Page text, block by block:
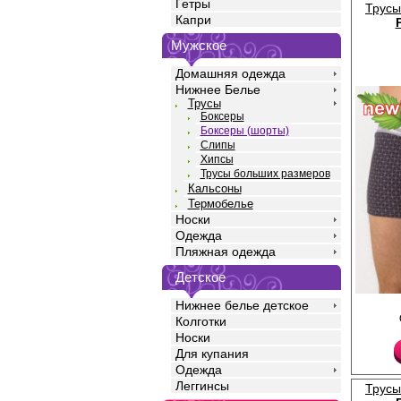
Гетры
Капри
Мужское
Домашняя одежда
Нижнее Белье
Трусы
Боксеры
Боксеры (шорты)
Слипы
Хипсы
Трусы больших размеров
Кальсоны
Термобелье
Носки
Одежда
Пляжная одежда
Детское
Нижнее белье детское
Колготки
Носки
Для купания
Одежда
Леггинсы
Трусы шорты мужские
полотна кулирная
с добавлением
средней линией
силуэта,
повторяющим
удобной открытой
полностью